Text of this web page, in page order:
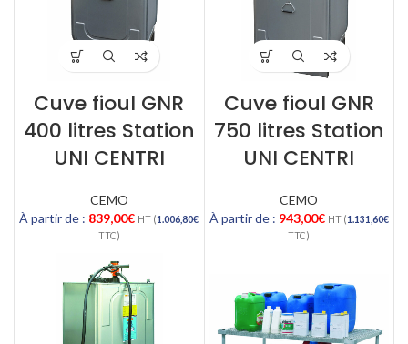
Cuve fioul GNR
400 litres Station
UNI CENTRI
CEMO
À partir de : 839,00€ HT (1.006,80€
TTC)
Cuve fioul GNR
750 litres Station
UNI CENTRI
CEMO
À partir de : 943,00€ HT (1.131,60€
TTC)